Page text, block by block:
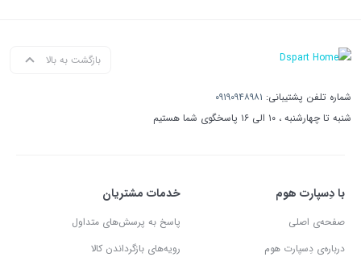
بازگشت به بالا
شماره تلفن پشتیبانی: ۰۹۱۹۰۹۴۸۹۸۱
شنبه تا چهارشنبه ، ۱۰ الی ۱۶ پاسخگوی شما هستیم
با دِسپارت هوم
صفحه‌ی اصلی
درباره‌ی دِسپارت هوم
خدمات مشتریان
پاسخ به پرسش‌های متداول
رویه‌های بازگرداندن کالا